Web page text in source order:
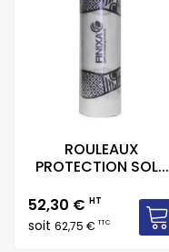
ROULEAUX
PROTECTION SOL...
Prix
52,30 € HT
soit 62,75 €TTC